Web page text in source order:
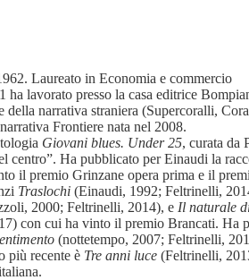
Laureato in Economia e commercio
lavorato presso la casa editrice
della narrativa straniera (Supercoralli,
Frontiere nata nel 2008.
Giovani blues. Under 25, curata da
Ha pubblicato per Einaudi la
il premio Grinzane opera prima e il
Traslochi (Einaudi, 1992; Feltrinelli,
2000; Feltrinelli, 2014), e Il naturale
con cui ha vinto il premio Brancati. Ha
(nottetempo, 2007; Feltrinelli,
più recente è Tre anni luce (Feltrinelli,